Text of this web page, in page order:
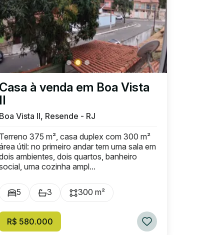
à venda em Boa Vista
Vista II, Resende - RJ
375 m², casa duplex com 300 m²
útil: no primeiro andar tem uma sala em
ambientes, dois quartos, banheiro
uma cozinha ampl...
5 3 300 m²
R$ 580.000